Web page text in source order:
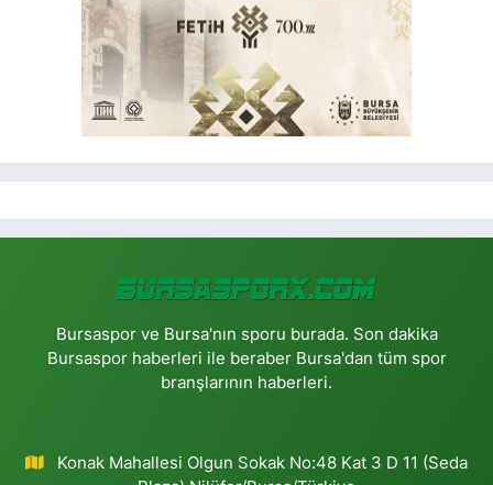
Bursaspor ve Bursa'nın sporu burada. Son dakika
Bursaspor haberleri ile beraber Bursa'dan tüm spor
branşlarının haberleri.
Konak Mahallesi Olgun Sokak No:48 Kat 3 D 11 (Seda